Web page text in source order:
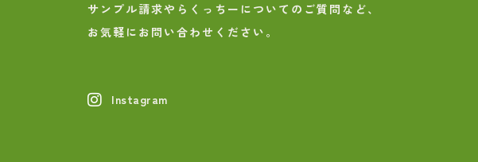
サンプル請求やらくっちーについてのご質問など、
お気軽にお問い合わせください。
Instagram